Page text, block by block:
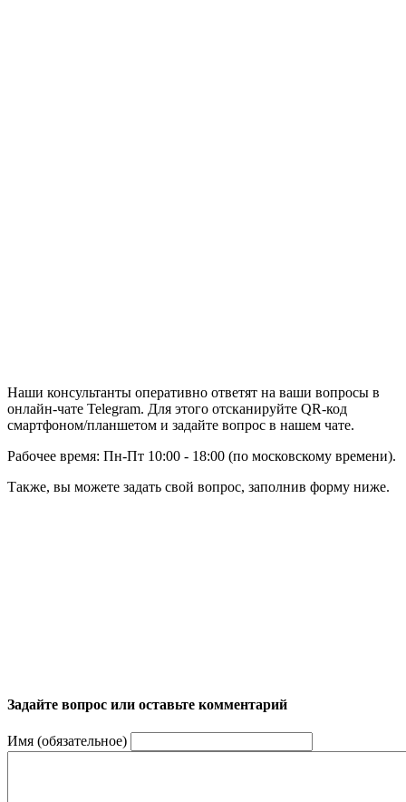
Наши консультанты оперативно ответят на ваши вопросы в
онлайн-чате Telegram. Для этого отсканируйте QR-код
смартфоном/планшетом и задайте вопрос в нашем чате.
Рабочее время: Пн-Пт 10:00 - 18:00 (по московскому времени).
Также, вы можете задать свой вопрос, заполнив форму ниже.
Задайте вопрос или оставьте комментарий
Имя (обязательное)